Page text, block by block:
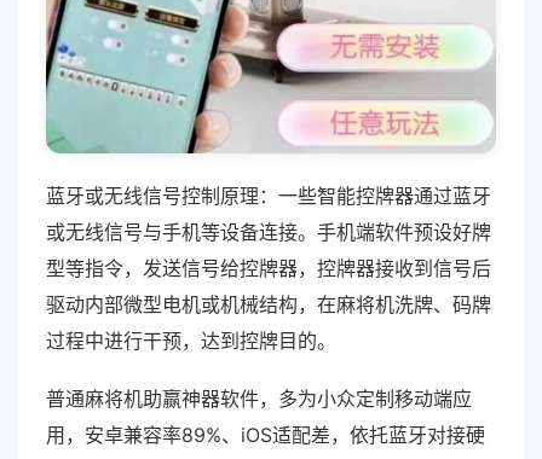
蓝牙或无线信号控制原理：一些智能控牌器通过蓝牙
或无线信号与手机等设备连接。手机端软件预设好牌
型等指令，发送信号给控牌器，控牌器接收到信号后
驱动内部微型电机或机械结构，在麻将机洗牌、码牌
过程中进行干预，达到控牌目的。
普通麻将机助赢神器软件，多为小众定制移动端应
用，安卓兼容率89%、iOS适配差，依托蓝牙对接硬